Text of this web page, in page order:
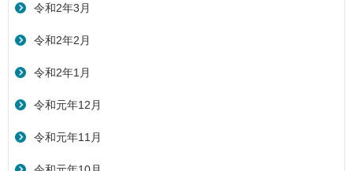
令和2年3月
令和2年2月
令和2年1月
令和元年12月
令和元年11月